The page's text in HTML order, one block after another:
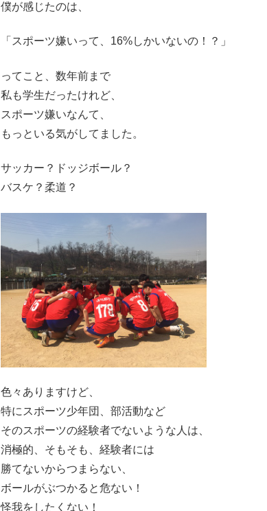
僕が感じたのは、
「スポーツ嫌いって、16%しかいないの！？」
ってこと、数年前まで
私も学生だったけれど、
スポーツ嫌いなんて、
もっといる気がしてました。
サッカー？ドッジボール？
バスケ？柔道？
色々ありますけど、
特にスポーツ少年団、部活動など
そのスポーツの経験者でないような人は、
消極的、そもそも、経験者には
勝てないからつまらない、
ボールがぶつかると危ない！
怪我をしたくない！